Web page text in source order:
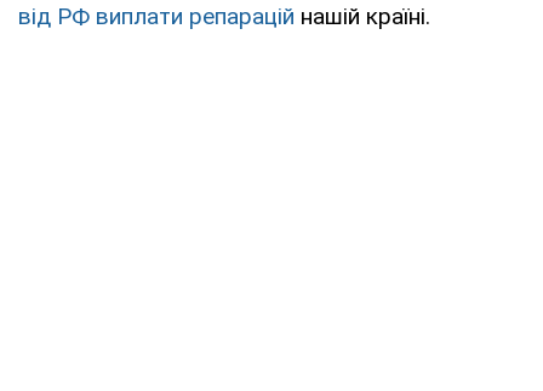
від РФ виплати репарацій нашій країні.